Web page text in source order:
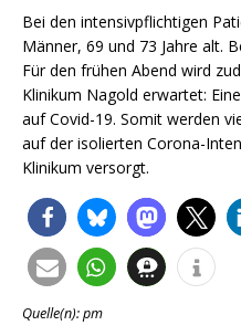
Bei den intensivpflichtigen
Männer, 69 und 73 Jahre alt.
Für den frühen Abend wird
Klinikum Nagold erwartet:
auf Covid-19. Somit werden
auf der isolierten Corona-
Klinikum versorgt.
Quelle(n): pm